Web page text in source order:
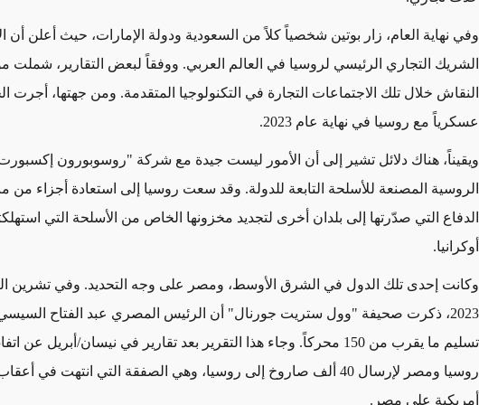
وفي نهاية العام، زار بوتين شخصياً كلاً من السعودية ودولة الإمارات، حيث أعلن أن
الشريك التجاري الرئيسي لروسيا في العالم العربي. ووفقاً لبعض التقارير، شملت
النقاش خلال تلك الاجتماعات التجارة في التكنولوجيا المتقدمة. ومن جهتها، أجرت
عسكرياً مع روسيا في نهاية عام 2023.
ويقيناً،هناك دلائل تشير
إلى أن الأمور ليست جيدة مع شركة "روسوبورون
الروسية المصنعة للأسلحة التابعة للدولة. وقد سعت روسيا إلى استعادة أجزاء من
الدفاع التي صدّرتها إلى بلدان أخرى لتجديد مخزونها الخاص من الأسلحة التي
أوكرانيا.
وكانت إحدى تلك الدول في الشرق الأوسط، ومصر على وجه التحديد. وفي تشرين
2023، ذكرت صحيفة "وول ستريت جورنال" أن الرئيس المصري عبد الفتاح
تسليم ما يقرب من 150 محركاً. وجاء هذا التقرير بعد تقارير في نيسان/أبريل عن
روسيا ومصر لإرسال 40 ألف صاروخ إلى روسيا، وهي الصفقة التي انتهت في
أمريكية على مصر.